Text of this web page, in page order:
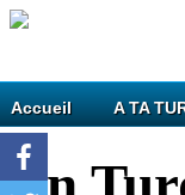
Accueil A TA